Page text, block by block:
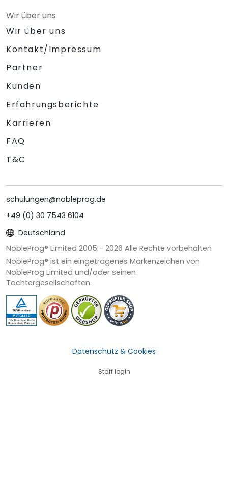
Wir über uns
Wir über uns
Kontakt/Impressum
Partner
Kunden
Erfahrungsberichte
Karrieren
FAQ
T&C
schulungen@nobleprog.de
+49 (0) 30 7543 6104
Deutschland
NobleProg® Limited 2005 - 2026 Alle Rechte vorbehalten
NobleProg® ist ein eingetragenes Markenzeichen von
NobleProg Limited und/oder seinen
Tochtergesellschaften.
Datenschutz & Cookies
Staff login